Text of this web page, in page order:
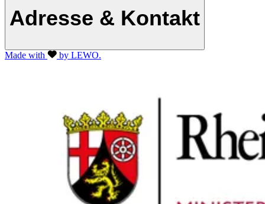
Adresse & Kontakt
Made with by LEWO.